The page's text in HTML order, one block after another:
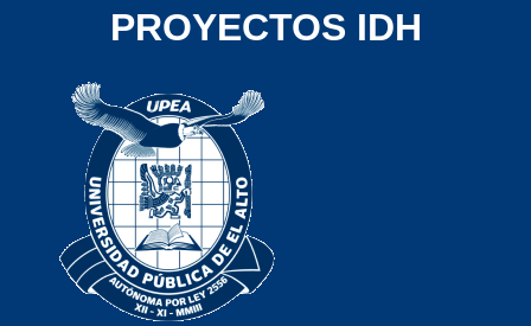
PROYECTOS IDH